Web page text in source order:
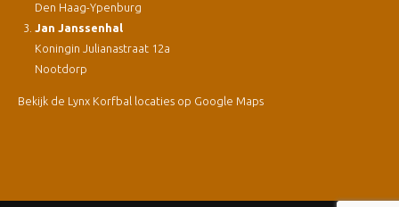
Den Haag-Ypenburg
Jan Janssenhal
Koningin Julianastraat 12a
Nootdorp
Bekijk de Lynx Korfbal locaties op Google Maps